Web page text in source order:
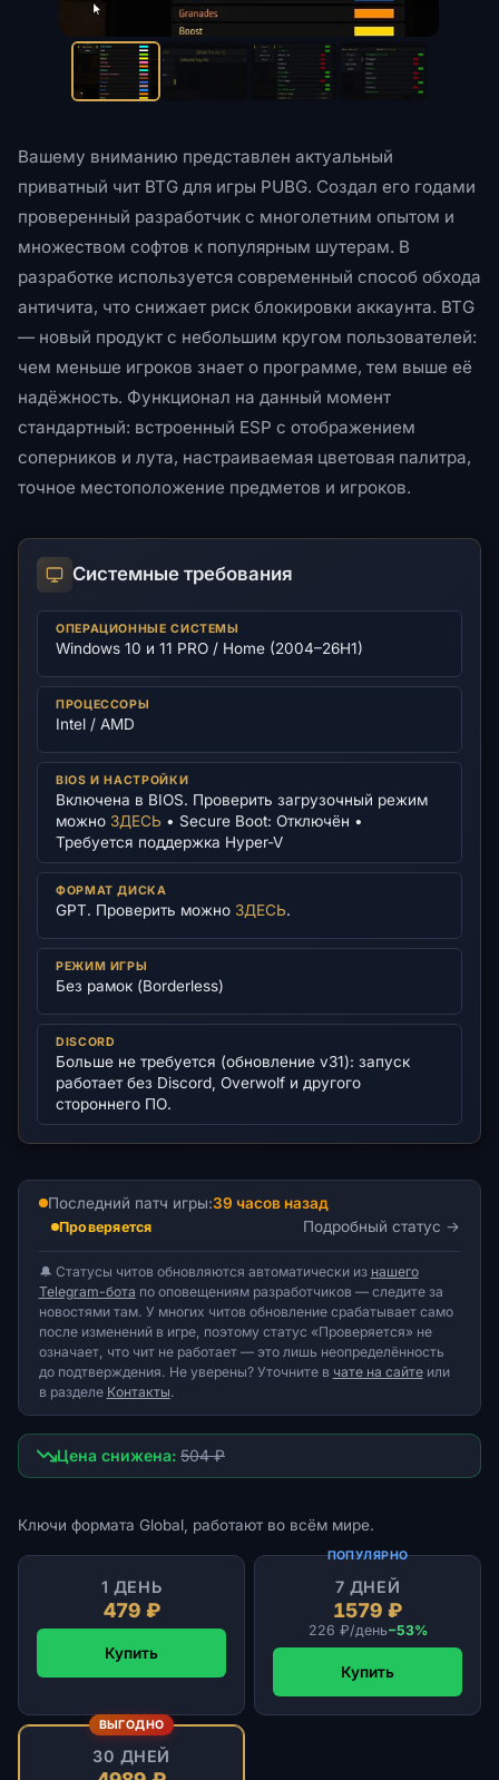
Вашему вниманию представлен актуальный
приватный чит BTG для игры PUBG. Создал его годами
проверенный разработчик с многолетним опытом и
множеством софтов к популярным шутерам. В
разработке используется современный способ обхода
античита, что снижает риск блокировки аккаунта. BTG
— новый продукт с небольшим кругом пользователей:
чем меньше игроков знает о программе, тем выше её
надёжность. Функционал на данный момент
стандартный: встроенный ESP с отображением
соперников и лута, настраиваемая цветовая палитра,
точное местоположение предметов и игроков.
Системные требования
ОПЕРАЦИОННЫЕ СИСТЕМЫ
Windows 10 и 11 PRO / Home (2004–26H1)
ПРОЦЕССОРЫ
Intel / AMD
BIOS И НАСТРОЙКИ
Включена в BIOS. Проверить загрузочный режим
можно ЗДЕСЬ • Secure Boot: Отключён •
Требуется поддержка Hyper-V
ФОРМАТ ДИСКА
GPT. Проверить можно ЗДЕСЬ.
РЕЖИМ ИГРЫ
Без рамок (Borderless)
DISCORD
Больше не требуется (обновление v31): запуск
работает без Discord, Overwolf и другого
стороннего ПО.
Последний патч игры:39 часов назад
Проверяется Подробный статус
🔔 Статусы читов обновляются автоматически из нашего
Telegram-бота по оповещениям разработчиков — следите за
новостями там. У многих читов обновление срабатывает само
после изменений в игре, поэтому статус «Проверяется» не
означает, что чит не работает — это лишь неопределённость
до подтверждения. Не уверены? Уточните в чате на сайтеили
в разделе Контакты.
Цена снижена: 504 ₽
Ключи формата Global, работают во всём мире.
1 ДЕНЬ
479 ₽
Купить
ПОПУЛЯРНО
7 ДНЕЙ
1579 ₽
226 ₽/день−53%
Купить
ВЫГОДНО
30 ДНЕЙ